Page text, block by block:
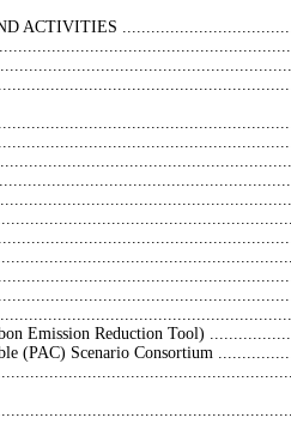
ACTIVITIES
Emission Reduction Tool)
(PAC) Scenario Consortium